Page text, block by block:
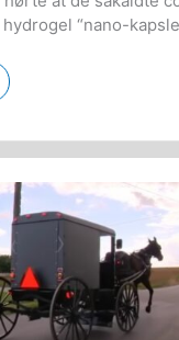
“nano-